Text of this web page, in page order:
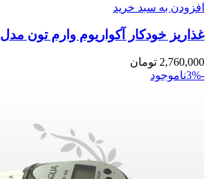
افزودن به سبد خرید
غذاریز خودکار آکواریوم وارم تون مدل WT-688
2,760,000 تومان
-3%
ناموجود